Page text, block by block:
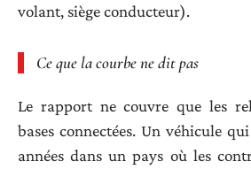
volant, siège conducteur).
Ce que la courbe ne dit pas
Le rapport ne couvre que les
bases connectées. Un véhicule
années dans un pays où les